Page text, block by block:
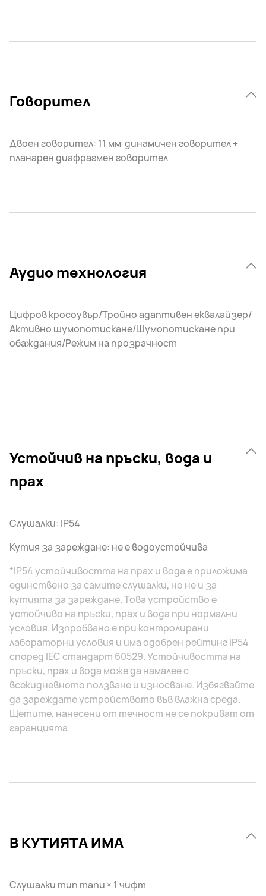
Говорител
Двоен говорител: 11 мм динамичен говорител +
планарен диафрагмен говорител
Аудио технология
Цифров кросоувър/Тройно адаптивен еквалайзер/
Активно шумопотискане/Шумопотискане при
обаждания/Режим на прозрачност
Устойчив на пръски, вода и
прах
Слушалки: IP54
Кутия за зареждане: не е водоустойчива
*IP54 устойчивостта на прах и вода е приложима
единствено за самите слушалки, но не и за
кутията за зареждане. Това устройство е
устойчиво на пръски, прах и вода при нормални
условия. Изпробвано е при контролирани
лабораторни условия и има одобрен рейтинг IP54
според IEC стандарт 60529. Устойчивостта на
пръски, прах и вода може да намалее с
всекидневното ползване и износване. Избягвайте
да зареждате устройството във влажна среда.
Щетите, нанесени от течност не се покриват от
гаранцията.
В КУТИЯТА ИМА
Слушалки тип тапи × 1 чифт